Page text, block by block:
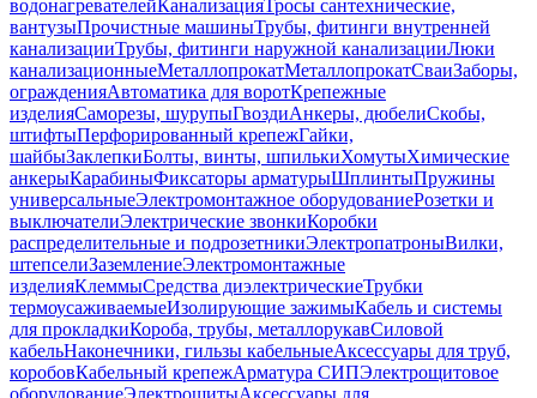
водонагревателейКанализацияТросы сантехнические,
вантузыПрочистные машиныТрубы, фитинги внутренней
канализацииТрубы, фитинги наружной канализацииЛюки
канализационныеМеталлопрокатМеталлопрокатСваиЗаборы,
огражденияАвтоматика для воротКрепежные
изделияСаморезы, шурупыГвоздиАнкеры, дюбелиСкобы,
штифтыПерфорированный крепежГайки,
шайбыЗаклепкиБолты, винты, шпилькиХомутыХимические
анкерыКарабиныФиксаторы арматурыШплинтыПружины
универсальныеЭлектромонтажное оборудованиеРозетки и
выключателиЭлектрические звонкиКоробки
распределительные и подрозетникиЭлектропатроныВилки,
штепселиЗаземлениеЭлектромонтажные
изделияКлеммыСредства диэлектрическиеТрубки
термоусаживаемыеИзолирующие зажимыКабель и системы
для прокладкиКороба, трубы, металлорукавСиловой
кабельНаконечники, гильзы кабельныеАксессуары для труб,
коробовКабельный крепежАрматура СИПЭлектрощитовое
оборудованиеЭлектрощитыАксессуары для